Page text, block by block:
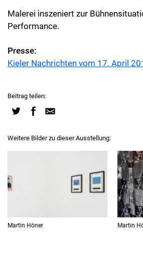
Malerei inszeniert zur
Performance.
Presse:
Kieler Nachrichten vom 17. April
Beitrag teilen:
Weitere Bilder zu dieser Ausstellung:
Martin Höner Martin